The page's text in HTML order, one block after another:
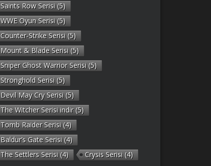
Saints Row Serisi (5)
WWE Oyun Serisi (5)
Counter-Strike Serisi (5)
Mount & Blade Serisi (5)
Sniper Ghost Warrior Serisi (5)
Stronghold Serisi (5)
Devil May Cry Serisi (5)
The Witcher Serisi indir(5)
Tomb Raider Serisi (4)
Baldur’s Gate Serisi (4)
The Settlers Serisi (4) Crysis Serisi (4)